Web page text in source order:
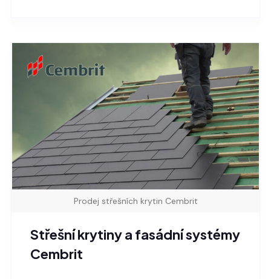
Prodej střešních krytin Cembrit
Střešní krytiny a fasádní systémy
Cembrit